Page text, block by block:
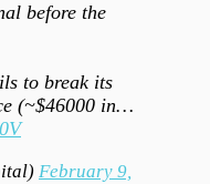
before the
to break its
(~$46000 in…
February 9,